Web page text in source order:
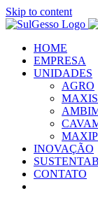
Skip to content
HOME
EMPRESA
UNIDADES
AGRO
INOVAÇÃO
CONTATO